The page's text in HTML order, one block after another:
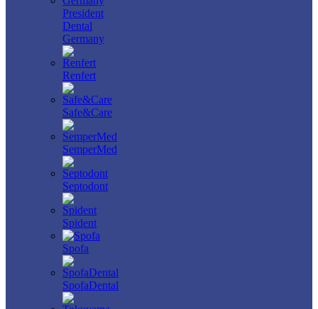
President
Dental
Germany
Renfert
Safe&Care
SemperMed
Septodont
Spident
Spofa
SpofaDental